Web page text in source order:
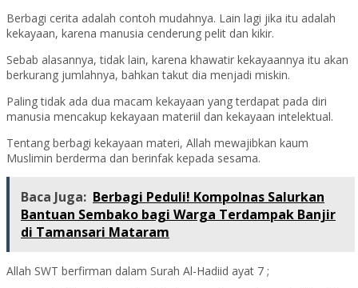
Berbagi cerita adalah contoh mudahnya. Lain lagi jika itu adalah
kekayaan, karena manusia cenderung pelit dan kikir.
Sebab alasannya, tidak lain, karena khawatir kekayaannya itu akan
berkurang jumlahnya, bahkan takut dia menjadi miskin.
Paling tidak ada dua macam kekayaan yang terdapat pada diri
manusia mencakup kekayaan materiil dan kekayaan intelektual.
Tentang berbagi kekayaan materi, Allah mewajibkan kaum
Muslimin berderma dan berinfak kepada sesama.
Baca Juga: Berbagi Peduli! Kompolnas Salurkan
Bantuan Sembako bagi Warga Terdampak Banjir
di Tamansari Mataram
Allah SWT berfirman dalam Surah Al-Hadiid ayat 7 ;